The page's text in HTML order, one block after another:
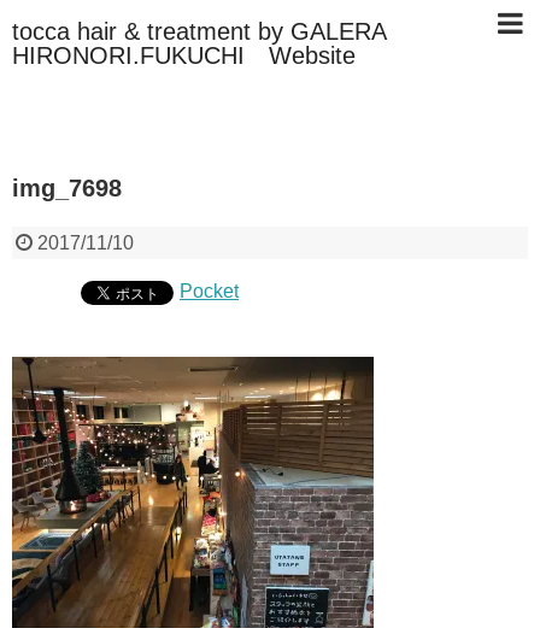
tocca hair & treatment by GALERA
HIRONORI.FUKUCHI Website
img_7698
2017/11/10
Pocket